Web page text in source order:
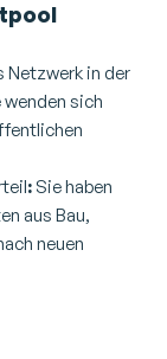
Netzwerk in der
sich
: Sie haben
aus Bau,
neuen